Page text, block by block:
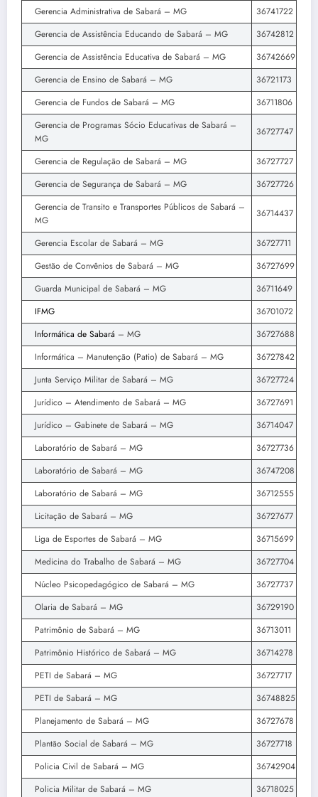
Gerencia Administrativa de Sabará – MG
36741722
Gerencia de Assistência Educando de Sabará – MG
36742812
Gerencia de Assistência Educativa de Sabará – MG
36742669
Gerencia de Ensino de Sabará – MG
36721173
Gerencia de Fundos de Sabará – MG
36711806
Gerencia de Programas Sócio Educativas de Sabará –
MG
36727747
Gerencia de Regulação de Sabará – MG
36727727
Gerencia de Segurança de Sabará – MG
36727726
Gerencia de Transito e Transportes Públicos de Sabará –
MG
36714437
Gerencia Escolar de Sabará – MG
36727711
Gestão de Convênios de Sabará – MG
36727699
Guarda Municipal de Sabará – MG
36711649
IFMG
36701072
Informática de Sabará – MG
36727688
Informática – Manutenção (Patio) de Sabará – MG
36727842
Junta Serviço Militar de Sabará – MG
36727724
Jurídico – Atendimento de Sabará – MG
36727691
Jurídico – Gabinete de Sabará – MG
36714047
Laboratório de Sabará – MG
36727736
Laboratório de Sabará – MG
36747208
Laboratório de Sabará – MG
36712555
Licitação de Sabará – MG
36727677
Liga de Esportes de Sabará – MG
36715699
Medicina do Trabalho de Sabará – MG
36727704
Núcleo Psicopedagógico de Sabará – MG
36727737
Olaria de Sabará – MG
36729190
Patrimônio de Sabará – MG
36713011
Patrimônio Histórico de Sabará – MG
36714278
PETI de Sabará – MG
36727717
PETI de Sabará – MG
36748825
Planejamento de Sabará – MG
36727678
Plantão Social de Sabará – MG
36727718
Policia Civil de Sabará – MG
36742904
Policia Militar de Sabará – MG
36718025